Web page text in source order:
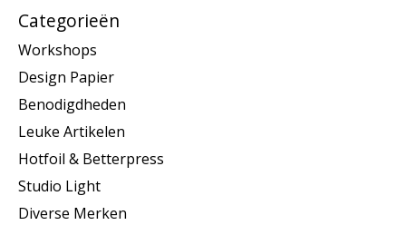
Categorieën
Workshops
Design Papier
Benodigdheden
Leuke Artikelen
Hotfoil & Betterpress
Studio Light
Diverse Merken